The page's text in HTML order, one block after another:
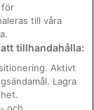
för
till våra
tillhandahålla:
Aktivt
Lagra